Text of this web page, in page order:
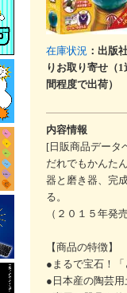
在庫状況 ：出版
りお取り寄せ（1
間程度で出荷）
内容情報
[日販商品データ
だれでもかんた
器と磨き器、完
る。
（２０１５年発
【商品の特徴】
●まるで宝石！
●日本産の陶芸